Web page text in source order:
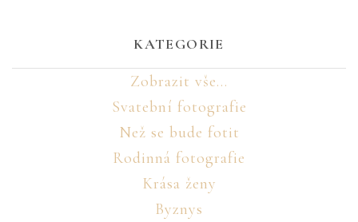
KATEGORIE
Zobrazit vše...
Svatební fotografie
Než se bude fotit
Rodinná fotografie
Krása ženy
Byznys